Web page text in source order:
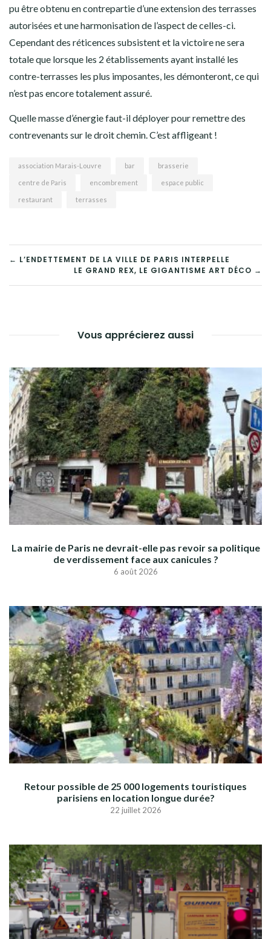
pu être obtenu en contrepartie d’une extension des terrasses
autorisées et une harmonisation de l’aspect de celles-ci.
Cependant des réticences subsistent et la victoire ne sera
totale que lorsque les 2 établissements ayant installé les
contre-terrasses les plus imposantes, les démonteront, ce qui
n’est pas encore totalement assuré.
Quelle masse d’énergie faut-il déployer pour remettre des
contrevenants sur le droit chemin. C’est affligeant !
association Marais-Louvre bar brasserie
centre de Paris encombrement espace public
restaurant terrasses
NAVIGATION
DE
← L’ENDETTEMENT DE LA VILLE DE PARIS INTERPELLE
LE GRAND REX, LE GIGANTISME ART DÉCO →
Vous apprécierez aussi
La mairie de Paris ne devrait-elle pas revoir sa politique
de verdissement face aux canicules ?
6 août 2026
Retour possible de 25 000 logements touristiques
parisiens en location longue durée?
22 juillet 2026